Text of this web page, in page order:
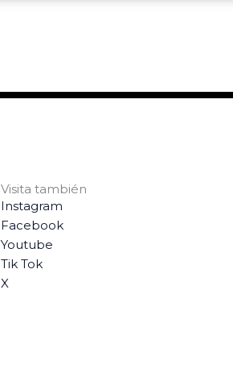
Visita también
Instagram
Facebook
Youtube
Tik Tok
X